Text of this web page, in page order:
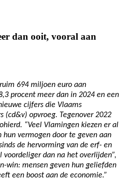
dan ooit, vooral aan
694 miljoen euro aan
procent meer dan in 2024 en een
cijfers die Vlaams
(cd&v) opvroeg. Tegenover 2022
“Veel Vlamingen kiezen er al
vermogen door te geven aan
de hervorming van de erf- en
voordeliger dan na het overlijden”,
win: mensen geven hun geliefden
een boost aan de economie.”